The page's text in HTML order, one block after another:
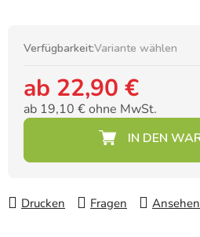
Verfügbarkeit:Variante wählen
ab 22,90 €
ab 19,10 €ohne MwSt.
Drucken Fragen Ansehen